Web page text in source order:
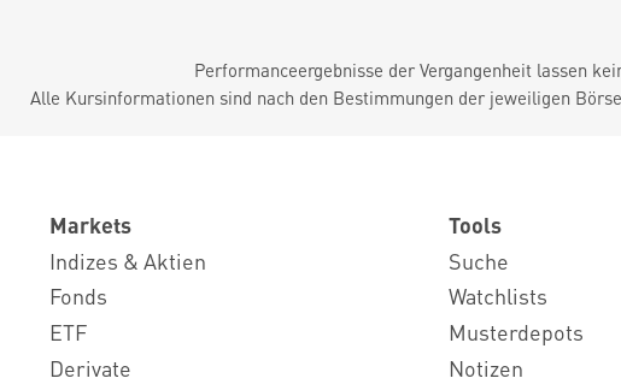
Performanceergebnisse der Vergangenheit lassen
Alle Kursinformationen sind nach den Bestimmungen der jeweiligen
Markets
Indizes & Aktien
Fonds
ETF
Derivate
Tools
Suche
Watchlists
Musterdepots
Notizen